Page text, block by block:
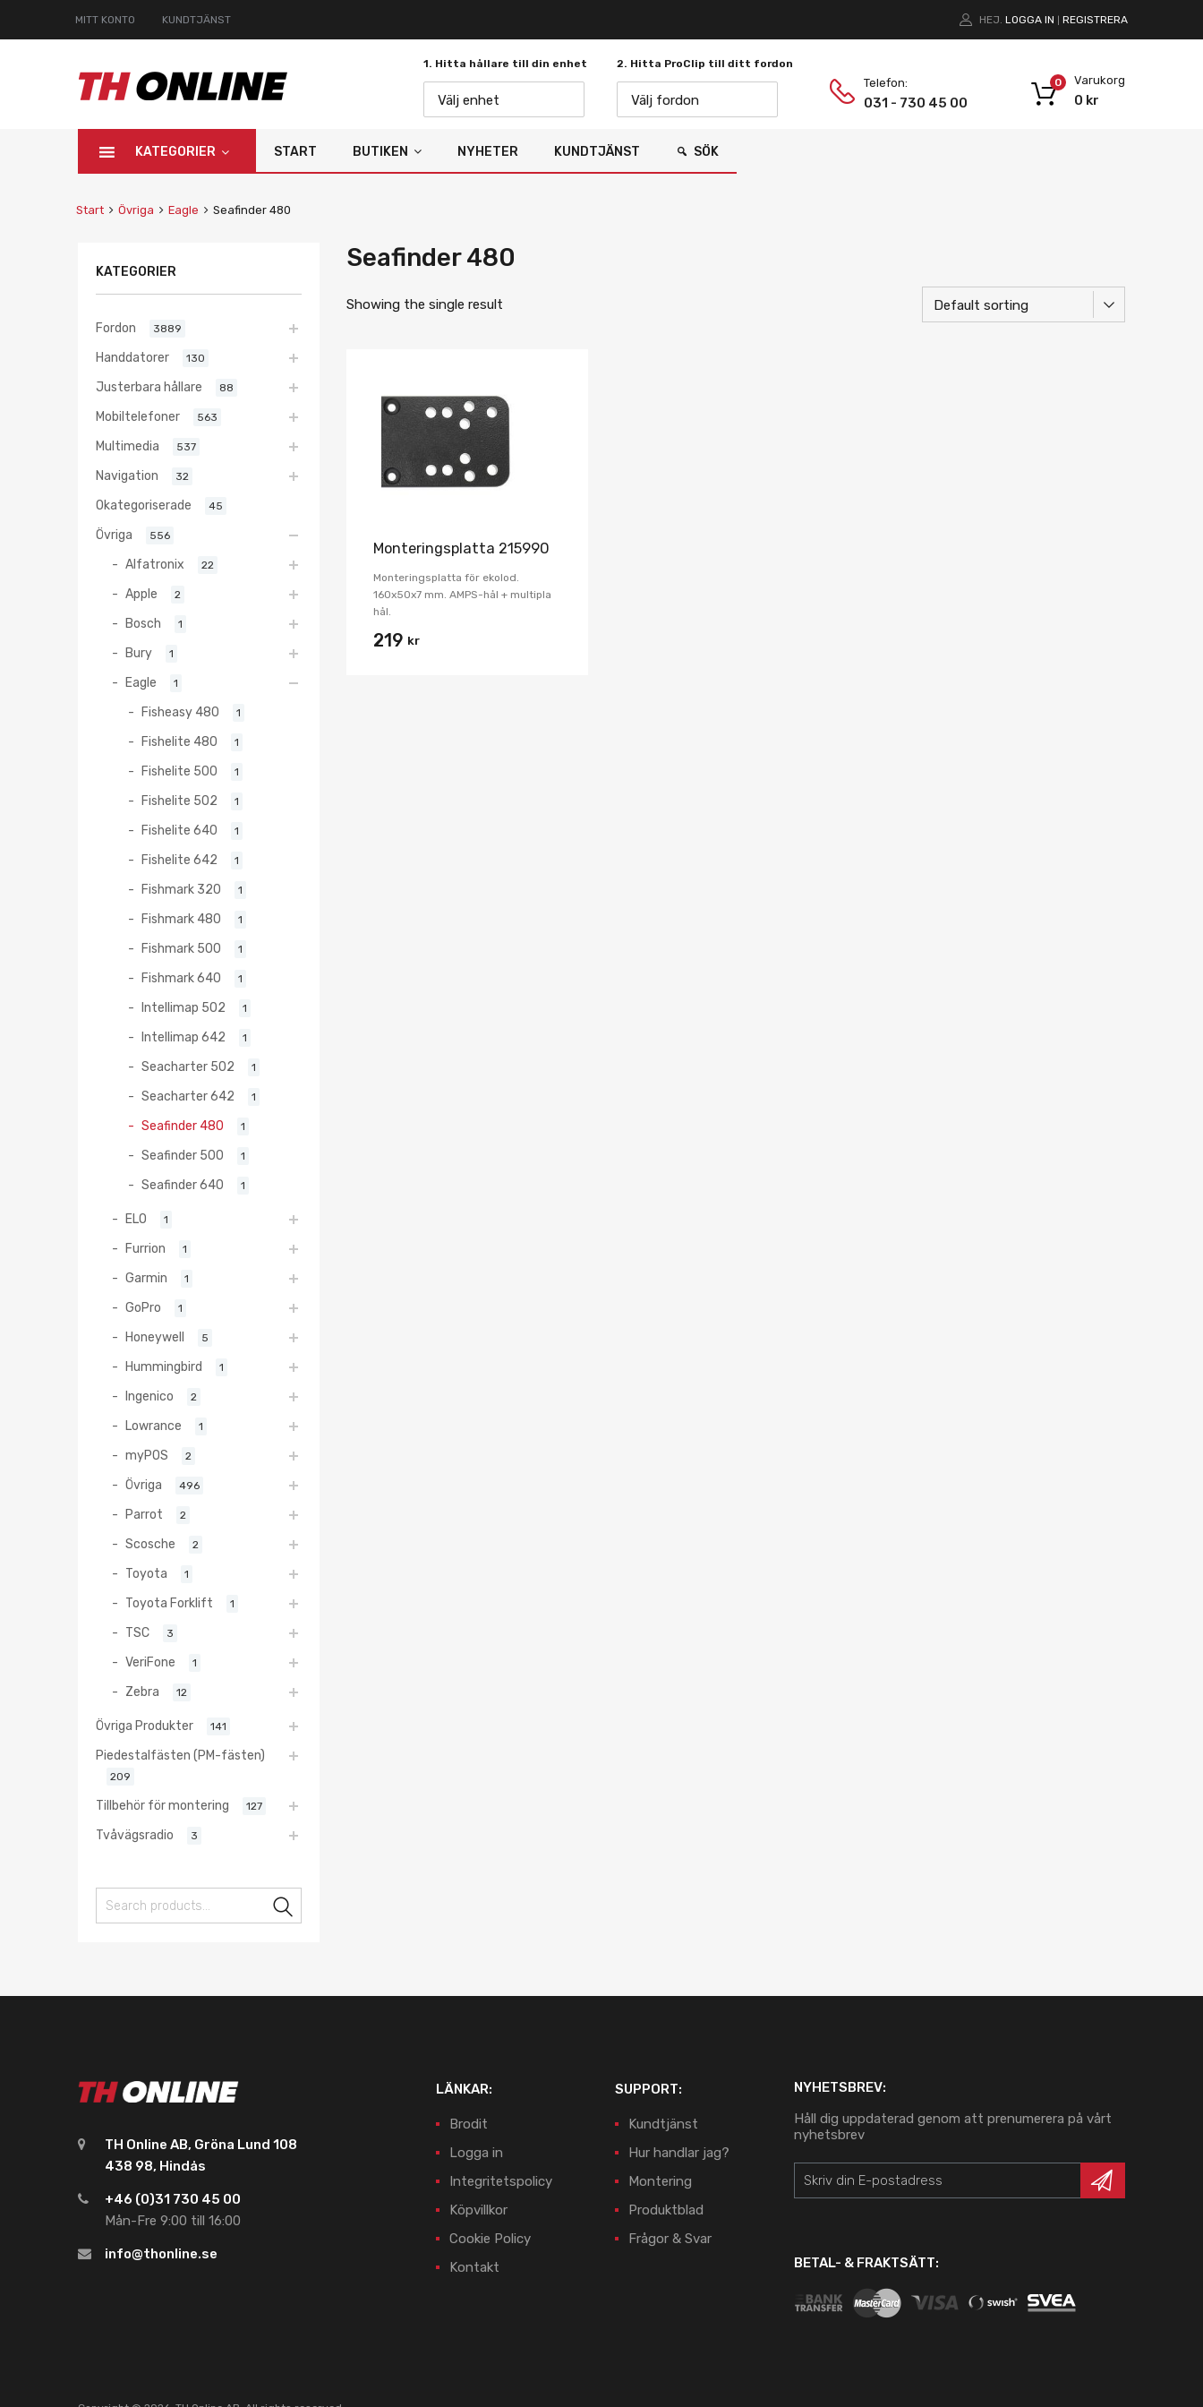
MITT KONTO KUNDTJÄNST HEJ. LOGGA IN REGISTRERA
1. Hitta hållare till din enhet
Välj enhet
2. Hitta ProClip till ditt fordon
Välj fordon
Telefon:
031 - 730 45 00
Varukorg
0 kr
0
KATEGORIER START BUTIKEN NYHETER KUNDTJÄNST SÖK
Start Övriga Eagle Seafinder 480
Seafinder 480
Showing the single result
Monteringsplatta 215990
Monteringsplatta för ekolod.
160x50x7 mm. AMPS-hål + multipla
hål.
219 kr
KATEGORIER
Fordon 3889
Handdatorer 130
Justerbara hållare 88
Mobiltelefoner 563
Multimedia 537
Navigation 32
Okategoriserade 45
Övriga 556
Alfatronix 22
Apple 2
Bosch 1
Bury 1
Eagle 1
Fisheasy 480 1
Fishelite 480 1
Fishelite 500 1
Fishelite 502 1
Fishelite 640 1
Fishelite 642 1
Fishmark 320 1
Fishmark 480 1
Fishmark 500 1
Fishmark 640 1
Intellimap 502 1
Intellimap 642 1
Seacharter 502 1
Seacharter 642 1
Seafinder 480 1
Seafinder 500 1
Seafinder 640 1
ELO 1
Furrion 1
Garmin 1
GoPro 1
Honeywell 5
Hummingbird 1
Ingenico 2
Lowrance 1
myPOS 2
Övriga 496
Parrot 2
Scosche 2
Toyota 1
Toyota Forklift 1
TSC 3
VeriFone 1
Zebra 12
Övriga Produkter 141
Piedestalfästen (PM-fästen)
209
Tillbehör för montering 127
Tvåvägsradio 3
TH Online AB, Gröna Lund 108
438 98, Hindås
+46 (0)31 730 45 00
Mån-Fre 9:00 till 16:00
info@thonline.se
LÄNKAR:
Brodit
Logga in
Integritetspolicy
Köpvillkor
Cookie Policy
Kontakt
SUPPORT:
Kundtjänst
Hur handlar jag?
Montering
Produktblad
Frågor & Svar
NYHETSBREV:
Håll dig uppdaterad genom att prenumerera på vårt
nyhetsbrev
BETAL- & FRAKTSÄTT: